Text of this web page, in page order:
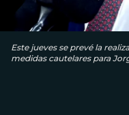
Este jueves se prevé la
medidas cautelares para